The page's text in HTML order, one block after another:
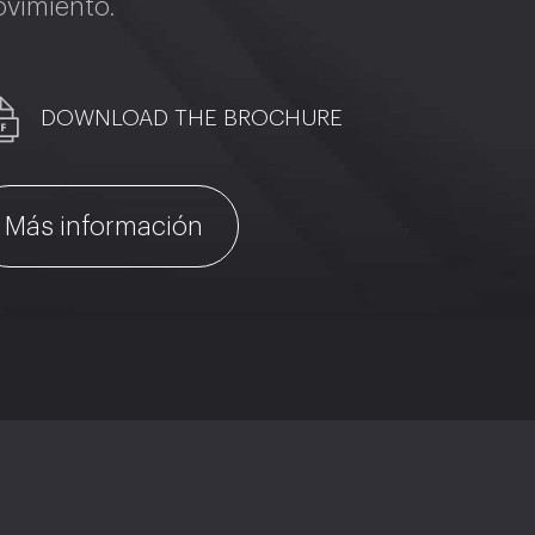
DOWNLOAD THE BROCHURE
Más información